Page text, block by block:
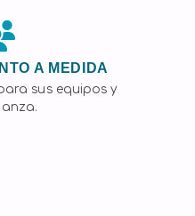
A MEDIDA
sus equipos y